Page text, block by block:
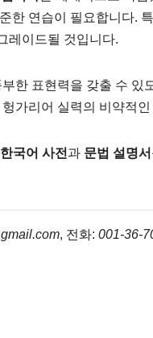
한 연습이 필요합니다.
레이드될 것입니다.
한 표현력을 갖출 수 있
가리어 실력의 비약적
국어 사전 과 문법 설명서
, 전화: 001-36-